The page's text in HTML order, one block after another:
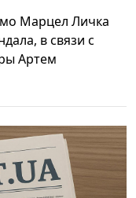
Марцел Личка
в связи с
Артем